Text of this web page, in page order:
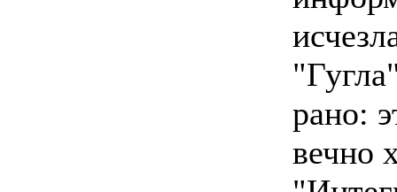
рано:
вечно